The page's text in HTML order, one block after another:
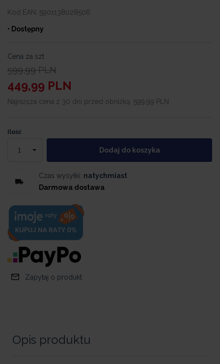
Kod EAN: 5901138028506
• Dostępny
Cena za szt
599,99 PLN
449,99 PLN
Najniższa cena z 30 dni przed obniżką: 599,99 PLN
Ilość
Dodaj do koszyka
Czas wysyłki: natychmiast
Darmowa dostawa
Zapytaj o produkt
Opis produktu